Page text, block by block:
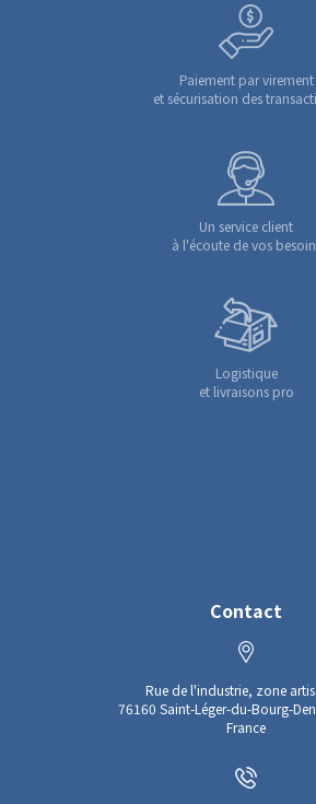
Paiement par virement
et sécurisation des
Un service client
à l'écoute de vos
Logistique
et livraisons pro
Contact
Rue de l'industrie, zone
76160 Saint-Léger-du-Bourg-
France